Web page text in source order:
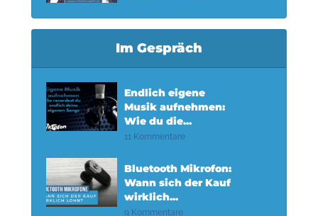
Im Gespräch
Endlich eigene
Musik aufnehmen:
Wie du die...
11 Kommentare
Bluetooth Mikrofon:
Wann sich der Kauf
wirklich...
9 Kommentare